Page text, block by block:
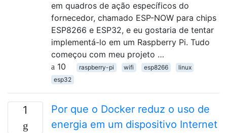
em quadros de ação específicos do
fornecedor, chamado ESP-NOW para chips
ESP8266 e ESP32, e eu gostaria de tentar
implementá-lo em um Raspberry Pi. Tudo
começou com meu projeto …
10
raspberry-pi wifi esp8266
linux
esp32
1
Por que o Docker reduz o uso de
energia em um dispositivo Internet